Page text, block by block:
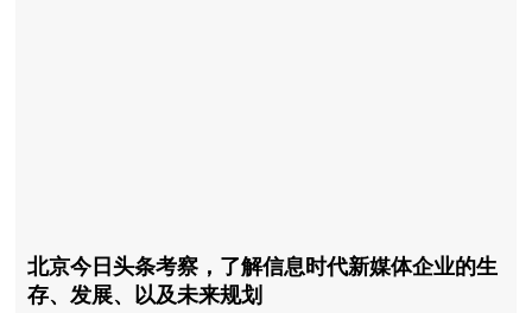
北京今日头条考察，了解信息时代新媒体企业的生
存、发展、以及未来规划